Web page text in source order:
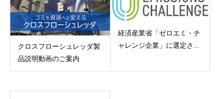
クロスフローシュレッダ製
品説明動画のご案内
経済産業省「ゼロエミ・チ
ャレンジ企業」に選定さ...